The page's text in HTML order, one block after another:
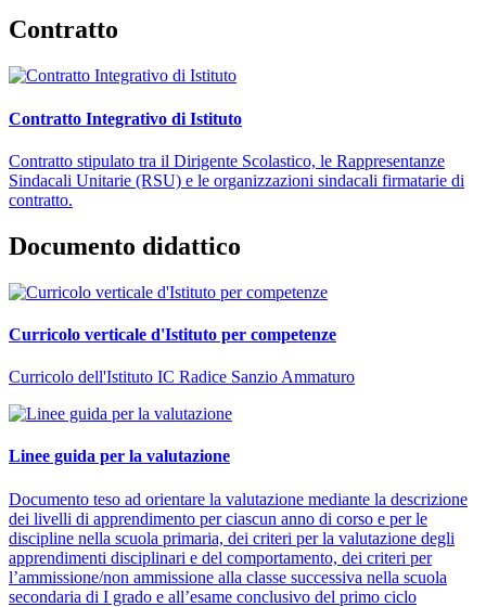
Contratto
Contratto Integrativo di Istituto
Contratto stipulato tra il Dirigente Scolastico, le Rappresentanze
Sindacali Unitarie (RSU) e le organizzazioni sindacali firmatarie di
contratto.
Documento didattico
Curricolo verticale d'Istituto per competenze
Curricolo dell'Istituto IC Radice Sanzio Ammaturo
Linee guida per la valutazione
Documento teso ad orientare la valutazione mediante la descrizione
dei livelli di apprendimento per ciascun anno di corso e per le
discipline nella scuola primaria, dei criteri per la valutazione degli
apprendimenti disciplinari e del comportamento, dei criteri per
l’ammissione/non ammissione alla classe successiva nella scuola
secondaria di I grado e all’esame conclusivo del primo ciclo